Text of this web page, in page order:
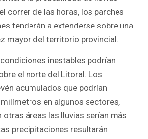
correr de las horas, los parches
tenderán a extenderse sobre una
mayor del territorio provincial.
inestables podrían
el norte del Litoral. Los
acumulados que podrían
en algunos sectores,
otras áreas las lluvias serían más
precipitaciones resultarán